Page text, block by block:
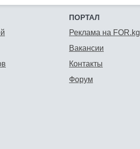
ПОРТАЛ
Реклама на FOR.kg
Вакансии
Контакты
Форум